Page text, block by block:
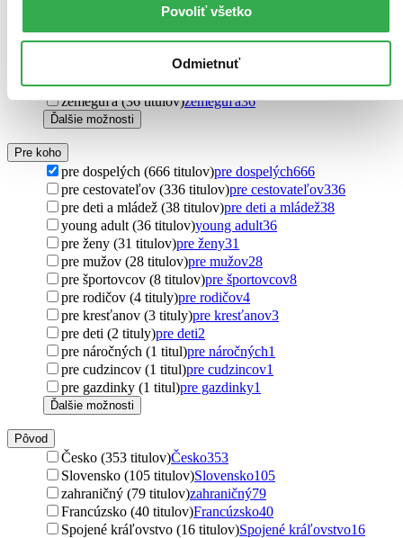
Povoliť všetko
Odmietnuť
sci-fi36
pozorovateľ (36 titulov)pozorovateľ36
dramatické príhody (36 titulov)dramatické príhody36
svetová klasika (36 titulov)svetová klasika
nebezpečná cesta (36 titulov)nebezpečná cesta36
zemeguľa (36 titulov)zemeguľa36
Ďalšie možnosti
Pre koho
pre dospelých (666 titulov)pre dospelých666
pre cestovateľov (336 titulov)pre cestovateľov336
pre deti a mládež (38 titulov)pre deti a mládež38
young adult (36 titulov)young adult36
pre ženy (31 titulov)pre ženy31
pre mužov (28 titulov)pre mužov28
pre športovcov (8 titulov)pre športovcov8
pre rodičov (4 tituly)pre rodičov4
pre kresťanov (3 tituly)pre kresťanov3
pre deti (2 tituly)pre deti2
pre náročných (1 titul)pre náročných1
pre cudzincov (1 titul)pre cudzincov1
pre gazdinky (1 titul)pre gazdinky1
Ďalšie možnosti
Pôvod
Česko (353 titulov)Česko353
Slovensko (105 titulov)Slovensko105
zahraničný (79 titulov)zahraničný79
Francúzsko (40 titulov)Francúzsko40
Spojené kráľovstvo (16 titulov)Spojené kráľovstvo16